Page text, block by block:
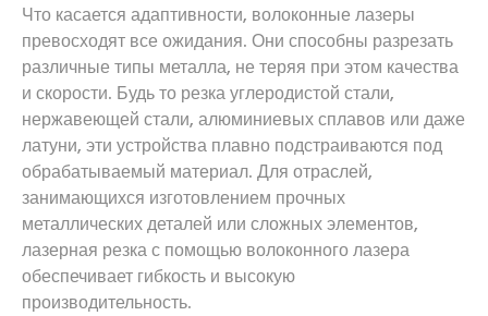
Что касается адаптивности, волоконные лазеры
превосходят все ожидания. Они способны разрезать
различные типы металла, не теряя при этом качества
и скорости. Будь то резка углеродистой стали,
нержавеющей стали, алюминиевых сплавов или даже
латуни, эти устройства плавно подстраиваются под
обрабатываемый материал. Для отраслей,
занимающихся изготовлением прочных
металлических деталей или сложных элементов,
лазерная резка с помощью волоконного лазера
обеспечивает гибкость и высокую
производительность.